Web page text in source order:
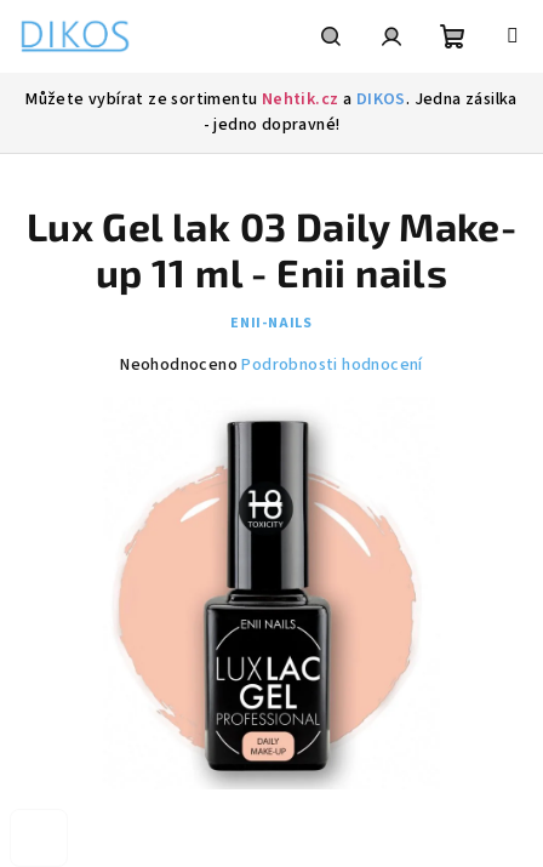
obsah
Můžete vybírat ze sortimentu Nehtik.cz a DIKOS. Jedna zásilka
- jedno dopravné!
Lux Gel lak 03 Daily Make-
up 11 ml - Enii nails
ENII-NAILS
Průměrné
hvězdiček.
Neohodnoceno Podrobnosti hodnocení